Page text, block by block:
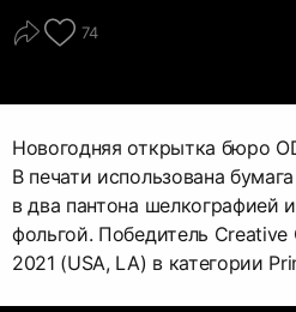
74
Новогодняя открытка бюро
В печати использована
в два пантона шелкографией
фольгой. Победитель
2021 (USA, LA) в категории